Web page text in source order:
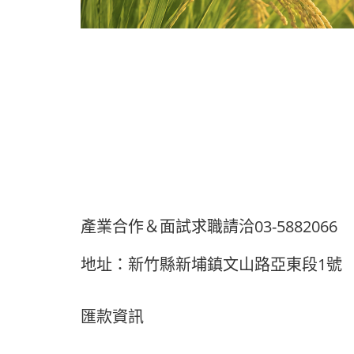
產業合作＆面試求職請洽03-5882066
地址：新竹縣新埔鎮文山路亞東段1號
匯款資訊